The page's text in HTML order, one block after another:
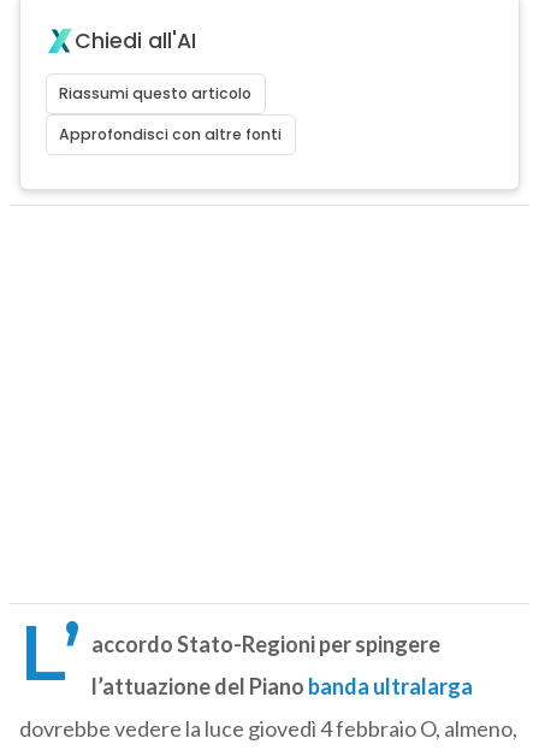
Chiedi all'AI
Riassumi questo articolo
Approfondisci con altre fonti
L’ accordo Stato-Regioni per spingere
l’attuazione del Piano banda ultralarga
dovrebbe vedere la luce giovedì 4 febbraio O, almeno,